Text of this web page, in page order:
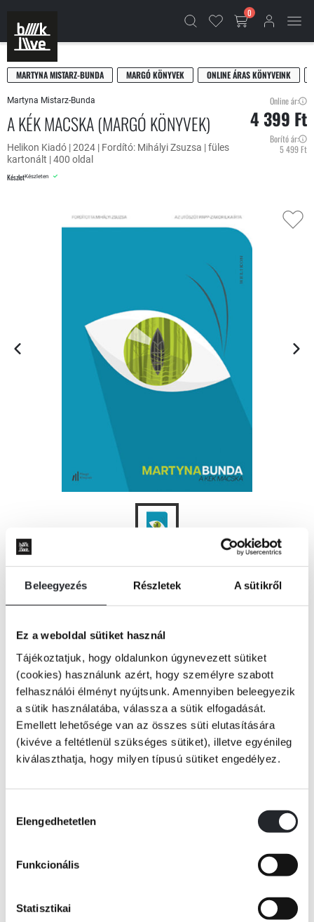
Beleegyezés Részletek A sütikről
Ez a weboldal sütiket használ
Tájékoztatjuk, hogy oldalunkon úgynevezett sütiket
(cookies) használunk azért, hogy személyre szabott
felhasználói élményt nyújtsunk. Amennyiben beleegyezik
a sütik használatába, válassza a sütik elfogadását.
Emellett lehetősége van az összes süti elutasítására
(kivéve a feltétlenül szükséges sütiket), illetve egyénileg
kiválaszthatja, hogy milyen típusú sütiket engedélyez.
kiválasztása
Elengedhetetlen
Funkcionális
Statisztikai
0
MARTYNA MISTARZ-BUNDA MARGÓ KÖNYVEK ONLINE ÁRAS KÖNYVEINK
Martyna Mistarz-Bunda
A KÉK MACSKA (MARGÓ KÖNYVEK)
Helikon Kiadó | 2024 | Fordító: Mihályi Zsuzsa | füles
kartonált | 400 oldal
KészletKészleten
Online ár:
4 399 Ft
Borító ár:
5 499 Ft
KOSÁRBA
Az Úr 1379. évében magányos szerzetes érkezik Kasubföldre, hogy az
áthatolhatatlan rengeteg közepén karthauzi kolostort alapítson. Ez a
darabka föld lesz a színtere a több mint hat évszázadot felölelő,
lendületes és lebilincselő regényfolyamnak, amelyben megrendítő
emberi sorsok, nemzedékről nemzedékre ismétlődő mintázatok, múlt és
jövő keresztezik egymást. Az embereket kezdettől fogva csendben
figyelik a kék macskák, a történelmi katasztrófák és világégések utáni
újrakezdés, a túlélés és folytonosság, a titokzatos egyensúly és rejtett
Martyna Bunda mesterien építi fel és tartja fenn a feszültséget a
mágikus és a tudományos gondolkodás, a testiség és a spiritualitás, a
Utószót írta: Papp-Zakor Ilka
Tovább
RÉSZLET A KÖNYVBŐL